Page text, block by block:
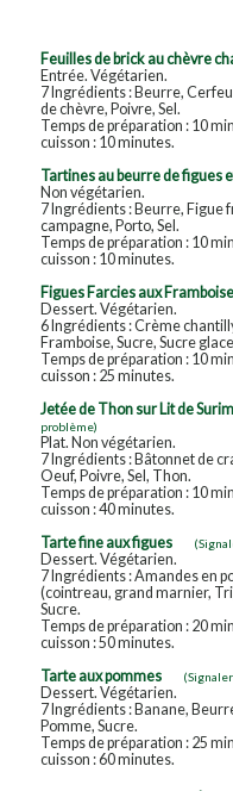
Feuilles de brick au chèvre
Entrée. Végétarien.
7 Ingrédients : Beurre,
de chèvre, Poivre, Sel.
Temps de préparation : 10
cuisson : 10 minutes.
Tartines au beurre de figues
Non végétarien.
7 Ingrédients : Beurre, Figue
campagne, Porto, Sel.
Temps de préparation : 10
cuisson : 10 minutes.
Figues Farcies aux
Dessert. Végétarien.
6 Ingrédients : Crème
Framboise, Sucre, Sucre
Temps de préparation : 10
cuisson : 25 minutes.
Jetée de Thon sur Lit de
problème)
Plat. Non végétarien.
7 Ingrédients : Bâtonnet de
Oeuf, Poivre, Sel, Thon.
Temps de préparation : 10
cuisson : 40 minutes.
Tarte fine aux figues
Dessert. Végétarien.
7 Ingrédients : Amandes en
(cointreau, grand marnier,
Sucre.
Temps de préparation : 20
cuisson : 50 minutes.
Tarte aux pommes
Dessert. Végétarien.
7 Ingrédients : Banane,
Pomme, Sucre.
Temps de préparation : 25
cuisson : 60 minutes.